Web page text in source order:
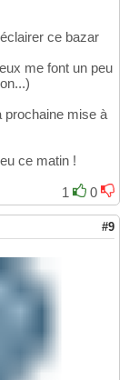
ce bazar
me font un peu
prochaine mise à
ce matin !
1
0
#9